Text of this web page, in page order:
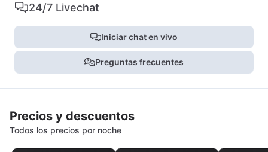
24/7 Livechat
Iniciar chat en vivo
Preguntas frecuentes
Precios y descuentos
Todos los precios por noche